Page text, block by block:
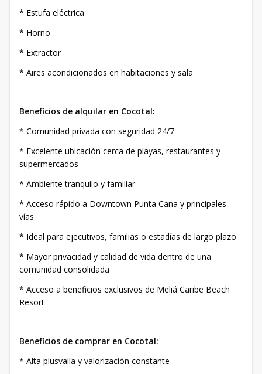
* Estufa eléctrica
* Horno
* Extractor
* Aires acondicionados en habitaciones y sala
Beneficios de alquilar en Cocotal:
* Comunidad privada con seguridad 24/7
* Excelente ubicación cerca de playas, restaurantes y
supermercados
* Ambiente tranquilo y familiar
* Acceso rápido a Downtown Punta Cana y principales
vías
* Ideal para ejecutivos, familias o estadías de largo plazo
* Mayor privacidad y calidad de vida dentro de una
comunidad consolidada
* Acceso a beneficios exclusivos de Meliá Caribe Beach
Resort
Beneficios de comprar en Cocotal:
* Alta plusvalía y valorización constante